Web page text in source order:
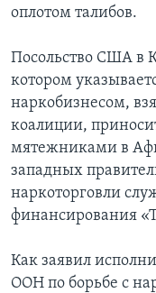
оплотом талибов.
Посольство США в
котором
наркобизнесом,
коалиции,
мятежниками в
западных
наркоторговли
финансирования
Как заявил
ООН по борьбе с